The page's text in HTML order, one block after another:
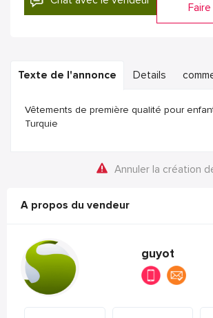
Texte de l'annonce Details
Vêtements de première qualité pour
Turquie
Annuler la création
A propos du vendeur
guyot